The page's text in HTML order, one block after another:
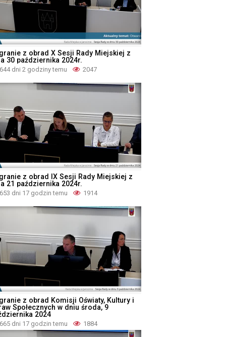
z obrad X Sesji Rady Miejskiej z
30 października 2024r.
644 dni 2 godziny temu 2047
z obrad IX Sesji Rady Miejskiej z
21 października 2024r.
653 dni 17 godzin temu 1914
z obrad Komisji Oświaty, Kultury i
Społecznych w dniu środa, 9
2024
665 dni 17 godzin temu 1884